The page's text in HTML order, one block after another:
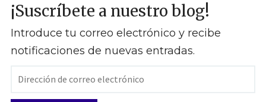
¡Suscríbete a nuestro blog!
Introduce tu correo electrónico y recibe
notificaciones de nuevas entradas.
Dirección